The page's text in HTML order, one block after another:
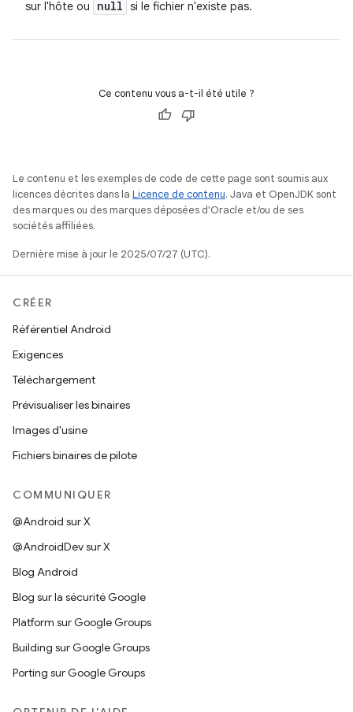
sur l'hôte ou
null si le fichier n'existe pas.
Ce contenu vous a-t-il été utile ?
Le contenu et les exemples de code de cette page sont soumis aux
licences décrites dans la Licence de contenu. Java et OpenJDK sont
des marques ou des marques déposées d'Oracle et/ou de ses
sociétés affiliées.
Dernière mise à jour le 2025/07/27 (UTC).
CRÉER
Référentiel Android
Exigences
Téléchargement
Prévisualiser les binaires
Images d'usine
Fichiers binaires de pilote
COMMUNIQUER
@Android sur X
@AndroidDev sur X
Blog Android
Blog sur la sécurité Google
Platform sur Google Groups
Building sur Google Groups
Porting sur Google Groups